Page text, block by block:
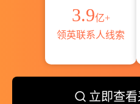
3.9亿+
领英联系人线索
立即查